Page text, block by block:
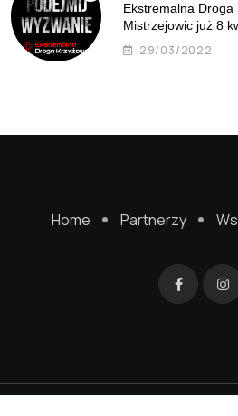
Ekstremalna
Mistrzejowic już 8
29/03/2022
Home Partnerzy